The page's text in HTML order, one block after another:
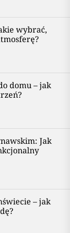
wybrać,
domu – jak
Jak
– jak